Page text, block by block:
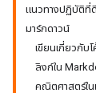
แนวทางปฏิบัติที่
มาร์กดาวน์
เขียนเกี่ยวกับโ
ลิงก์ใน
คณิตศาสตร์ใน